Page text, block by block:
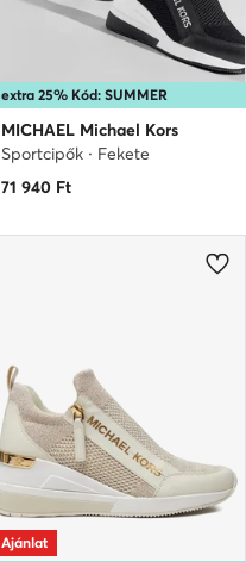
extra 25% Kód: SUMMER
MICHAEL Michael Kors
Sportcipők · Fekete
71 940 Ft
Ajánlat